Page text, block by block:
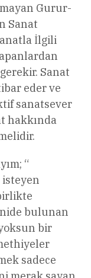
Gurur-
Sanat
İlgili
Sanat
eder ve
sanatsever
hakkında
“
bulunan
bir
sadece